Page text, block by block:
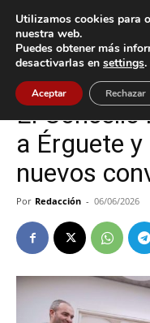
Inicio Vigo
Vigo
El
a Érguete
nuevos
Por Redacción - 06/06/2026
Utilizamos cookies para
nuestra web.
Puedes obtener más
desactivarlas en settings.
Aceptar Rechazar